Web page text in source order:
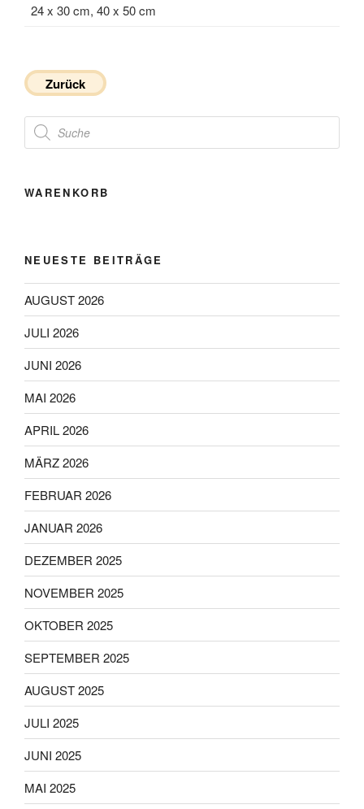
24 x 30 cm, 40 x 50 cm
Zurück
Products
search
WARENKORB
NEUESTE BEITRÄGE
AUGUST 2026
JULI 2026
JUNI 2026
MAI 2026
APRIL 2026
MÄRZ 2026
FEBRUAR 2026
JANUAR 2026
DEZEMBER 2025
NOVEMBER 2025
OKTOBER 2025
SEPTEMBER 2025
AUGUST 2025
JULI 2025
JUNI 2025
MAI 2025